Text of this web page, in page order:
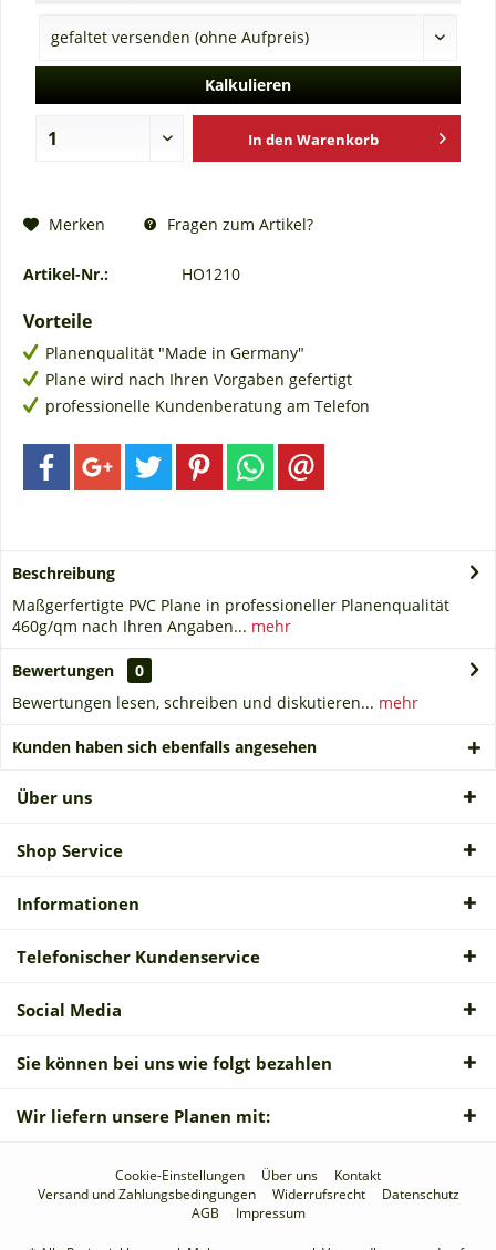
Kalkulieren
In den Warenkorb
Merken Fragen zum Artikel?
Artikel-Nr.: HO1210
Vorteile
Planenqualität "Made in Germany"
Plane wird nach Ihren Vorgaben gefertigt
professionelle Kundenberatung am Telefon
Beschreibung
Maßgerfertigte PVC Plane in professioneller Planenqualität
460g/qm nach Ihren Angaben... mehr
Bewertungen
0
Bewertungen lesen, schreiben und diskutieren... mehr
Kunden haben sich ebenfalls angesehen
Über uns
Shop Service
Informationen
Telefonischer Kundenservice
Social Media
Sie können bei uns wie folgt bezahlen
Wir liefern unsere Planen mit:
Cookie-Einstellungen Über uns
Kontakt
Versand und Zahlungsbedingungen
Widerrufsrecht
Datenschutz
AGB
Impressum